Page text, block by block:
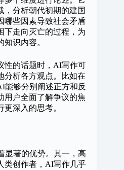
，分析朝代初期的建国
哪些因素导致社会矛盾
下走向灭亡的过程，为
识内容。
性的话题时，AI写作可
分析各方观点。比如在
能够分别阐述正方和反
用户全面了解争议的焦
深入的思考。
显著的优势。其一，高
类创作者，AI写作几乎